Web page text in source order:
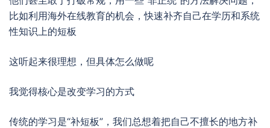
比如利用海外在线教育的机会，快速补齐自己在学历和系统
性知识上的短板
这听起来很理想，但具体怎么做呢
我觉得核心是改变学习的方式
传统的学习是“补短板”，我们总想着把自己不擅长的地方补